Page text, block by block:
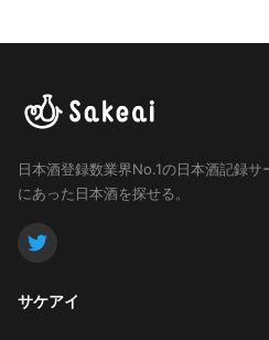
日本酒登録数業界No.1の日本酒記録サ
にあった日本酒を探せる。
サケアイ